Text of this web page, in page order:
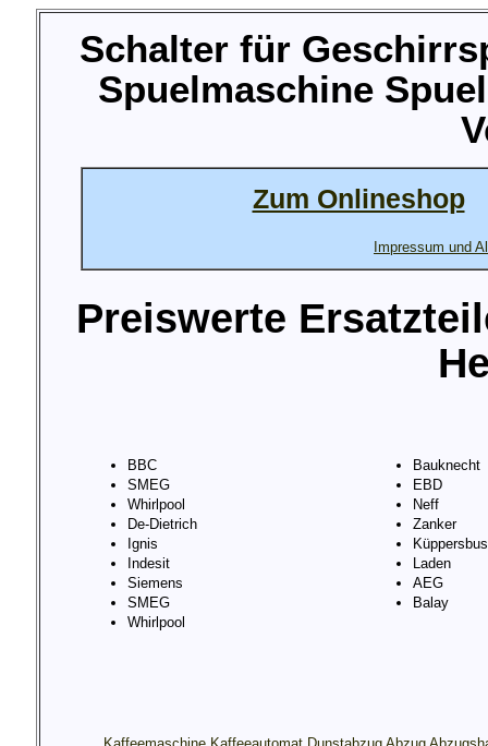
Schalter für
Spuelmaschine
Zum Onlineshop
Impressum und
Preiswerte
BBC
SMEG
Whirlpool
De-Dietrich
Ignis
Indesit
Siemens
SMEG
Whirlpool
Bauknecht
EBD
Neff
Zanker
Laden
AEG
Balay